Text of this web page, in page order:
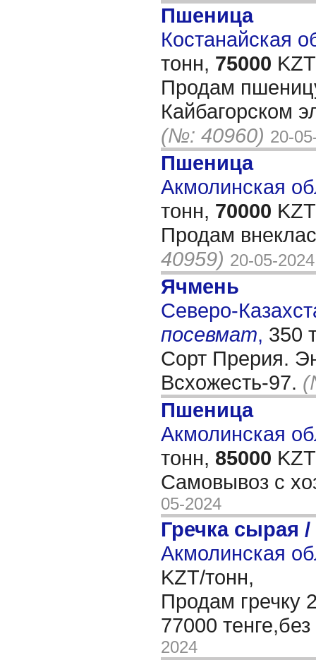
Пшеница
Костанайская
тонн, 75000
Продам
Кайбагорском
(№: 40960) 20-
Пшеница
Акмолинская
тонн, 70000
Продам
40959) 20-05-2024
Ячмень
Северо-
посевмат, 350
Сорт Прерия.
Всхожесть-97.
Пшеница
Акмолинская
тонн, 85000
Самовывоз с
05-2024
Гречка сырая /
Акмолинская
KZT/тонн,
Продам гречку
77000
2024